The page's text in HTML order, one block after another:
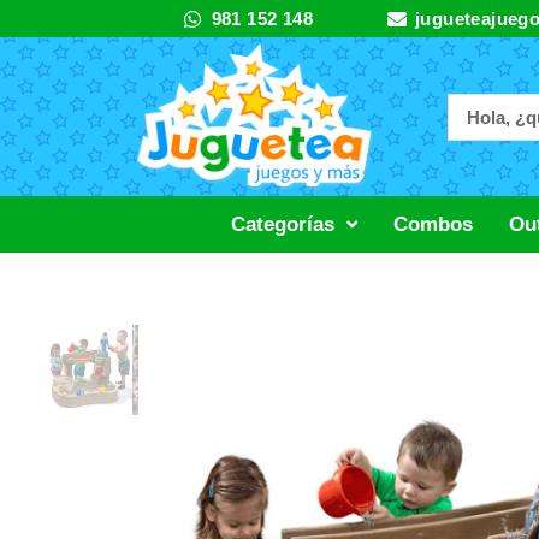
al
contenido
981 152 148
Categorías Combos